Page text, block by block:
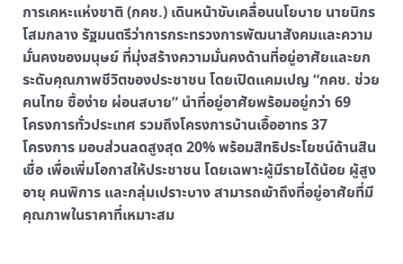
การเคหะแห่งชาติ (กคช.) เดินหน้าขับเคลื่อนนโยบาย นายนิกร
โสมกลาง รัฐมนตรีว่าการกระทรวงการพัฒนาสังคมและความ
มั่นคงของมนุษย์ ที่มุ่งสร้างความมั่นคงด้านที่อยู่อาศัยและยก
ระดับคุณภาพชีวิตของประชาชน โดยเปิดแคมเปญ “กคช. ช่วย
คนไทย ซื้อง่าย ผ่อนสบาย” นำที่อยู่อาศัยพร้อมอยู่กว่า 69
โครงการทั่วประเทศ รวมถึงโครงการบ้านเอื้ออาทร 37
โครงการ มอบส่วนลดสูงสุด 20% พร้อมสิทธิประโยชน์ด้านสิน
เชื่อ เพื่อเพิ่มโอกาสให้ประชาชน โดยเฉพาะผู้มีรายได้น้อย ผู้สูง
อายุ คนพิการ และกลุ่มเปราะบาง สามารถเข้าถึงที่อยู่อาศัยที่มี
คุณภาพในราคาที่เหมาะสม